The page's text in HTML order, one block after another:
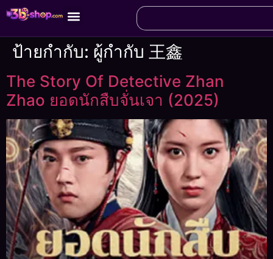
ป้ายกำกับ: ผู้กำกับ 王鑫
The Story Of Detective Zhan
Zhao ยอดนักสืบจั่นเจา (2025)